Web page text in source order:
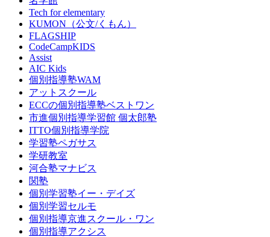
Tech for elementary
KUMON（公文/くもん）
FLAGSHIP
CodeCampKIDS
Assist
AIC Kids
個別指導塾WAM
アットスクール
ECCの個別指導塾ベストワン
市進個別指導学習館 個太郎塾
ITTO個別指導学院
学習塾ペガサス
学研教室
河合塾マナビス
関塾
個別学習塾イー・デイズ
個別学習セルモ
個別指導京進スクール・ワン
個別指導アクシス